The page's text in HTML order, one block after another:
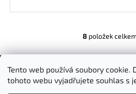
Tento web používá soubory cookie.
tohoto webu vyjadřujete souhlas s
O
v
á
d
8 položek
Z
Facebook